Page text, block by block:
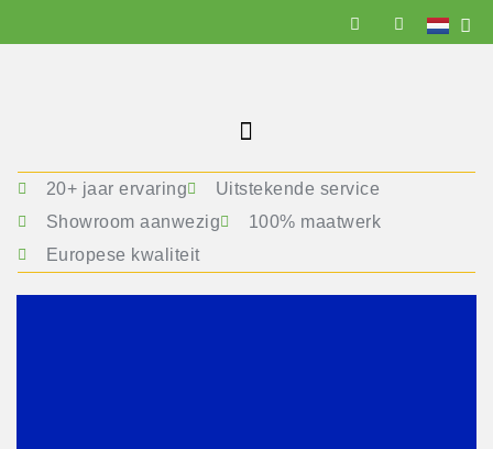
20+ jaar ervaring
Uitstekende service
Showroom aanwezig
100% maatwerk
Europese kwaliteit